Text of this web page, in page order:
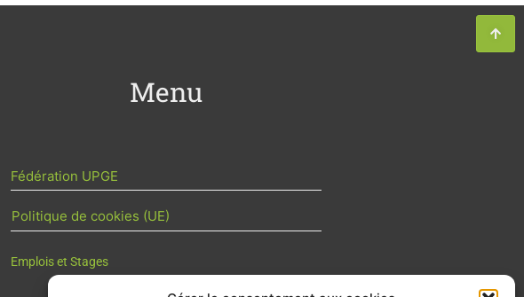
Menu
Fédération UPGE
Politique de cookies (UE)
Emplois et Stages